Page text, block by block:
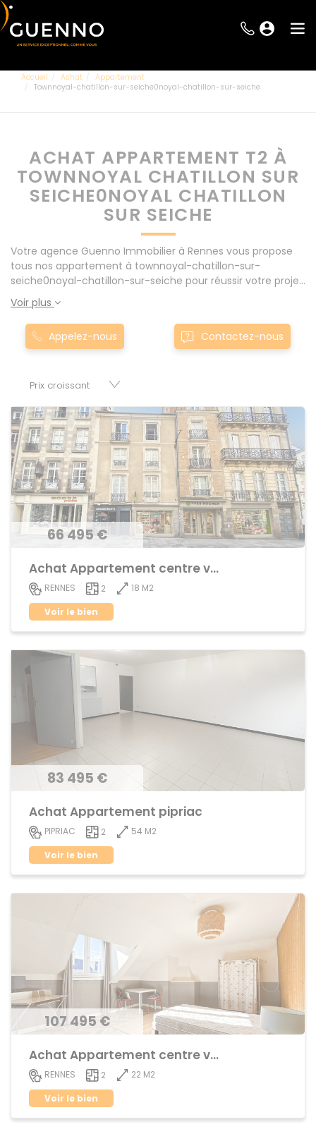
Accueil Achat
Appartement
Townnoyal-chatillon-sur-seiche0noyal-chatillon-sur-seiche
ACHAT APPARTEMENT T2 À
TOWNNOYAL CHATILLON SUR
SEICHE0NOYAL CHATILLON
SUR SEICHE
Votre agence Guenno Immobilier à Rennes vous propose
tous nos appartement à townnoyal-chatillon-sur-
seiche0noyal-chatillon-sur-seiche pour réussir votre projet
immobilier d' achat. Consultez l'ensemble de nos offres à
Rennes mais également aux alentours : Le Rheu, Pacé,
Montgermont... Nos appartement T2 à townnoyal-
chatillon-sur-seiche0noyal-chatillon-sur-seiche sont
mettons à votre disposition parkings, cessions de baux,
terrains et murs.
Voir plus
Appelez-nous Contactez-nous
66 495 €
Achat Appartement centre ville
RENNES 2
18 M2
Voir le bien
83 495 €
Achat Appartement pipriac
PIPRIAC 2
54 M2
Voir le bien
107 495 €
Achat Appartement centre ville
RENNES 2
22 M2
Voir le bien